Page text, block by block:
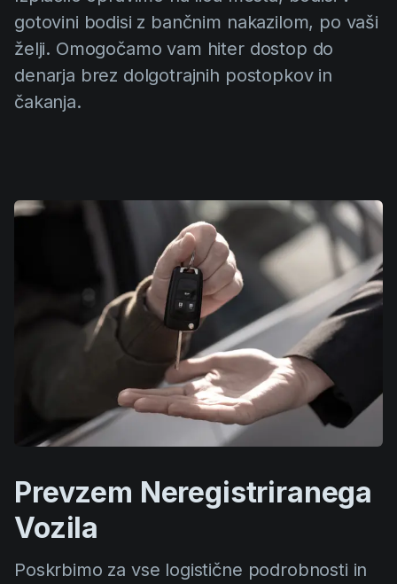
gotovini bodisi z bančnim nakazilom, po vaši
želji. Omogočamo vam hiter dostop do
denarja brez dolgotrajnih postopkov in
čakanja.
Prevzem Neregistriranega
Vozila
Poskrbimo za vse logistične podrobnosti in